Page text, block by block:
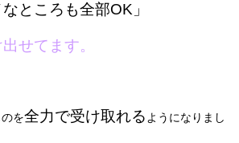
ところも全部OK」
せてます。
を全力で受け取れる ようになりまし